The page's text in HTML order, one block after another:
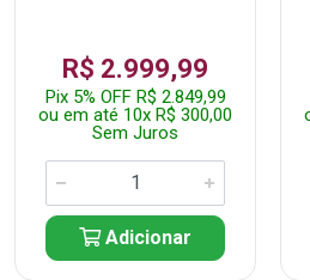
R$ 2.999,99
Pix 5% OFF R$ 2.849,99
ou em até 10x R$ 300,00
Sem Juros
Adicionar